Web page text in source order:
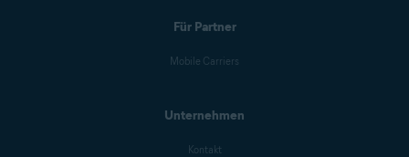
Für Partner
Mobile Carriers
Unternehmen
Kontakt